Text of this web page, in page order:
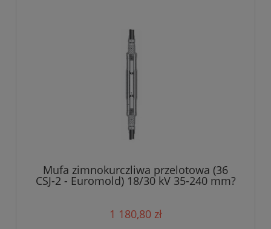
Mufa zimnokurczliwa przelotowa (36
CSJ-2 - Euromold) 18/30 kV 35-240 mm?
1 180,80 zł